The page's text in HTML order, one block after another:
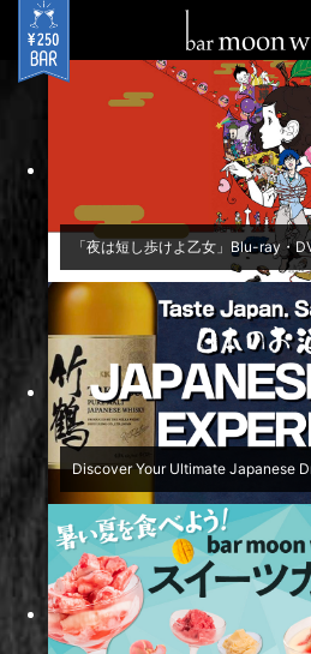
「夜は短し歩けよ乙女」Blu-ray・
Discover Your Ultimate Japanese